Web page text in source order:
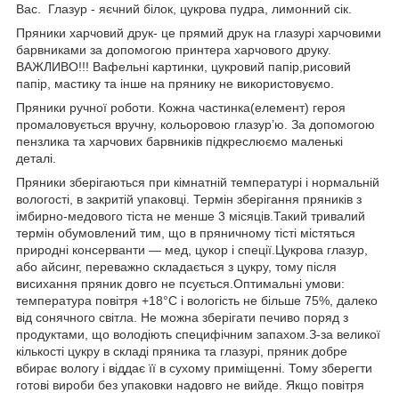
Вас. Глазур - яєчний білок, цукрова пудра, лимонний сік.
Пряники харчовий друк- це прямий друк на глазурі харчовими
барвниками за допомогою принтера харчового друку.
ВАЖЛИВО!!! Вафельні картинки, цукровий папір,рисовий
папір, мастику та інше на прянику не використовуємо.
Пряники ручної роботи. Кожна частинка(елемент) героя
промаловується вручну, кольоровою глазур’ю. За допомогою
пензлика та харчових барвників підкреслюємо маленькі
деталі.
Пряники зберігаються при кімнатній температурі і нормальній
вологості, в закритій упаковці. Термін зберігання пряників з
імбирно-медового тіста не менше 3 місяців.Такий тривалий
термін обумовлений тим, що в пряничному тісті містяться
природні консерванти — мед, цукор і спеції.Цукрова глазур,
або айсинг, переважно складається з цукру, тому після
висихання пряник довго не псується.Оптимальні умови:
температура повітря +18°С і вологість не більше 75%, далеко
від сонячного світла. Не можна зберігати печиво поряд з
продуктами, що володіють специфічним запахом.З-за великої
кількості цукру в складі пряника та глазурі, пряник добре
вбирає вологу і віддає її в сухому приміщенні. Тому зберегти
готові вироби без упаковки надовго не вийде. Якщо повітря